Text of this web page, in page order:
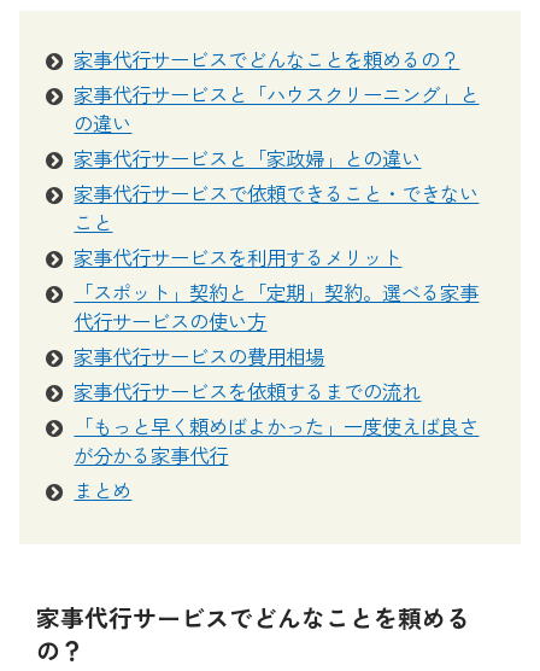
家事代行サービスでどんなことを頼めるの？
家事代行サービスと「ハウスクリーニング」と
の違い
家事代行サービスと「家政婦」との違い
家事代行サービスで依頼できること・できない
こと
家事代行サービスを利用するメリット
「スポット」契約と「定期」契約。選べる家事
代行サービスの使い方
家事代行サービスの費用相場
家事代行サービスを依頼するまでの流れ
「もっと早く頼めばよかった」一度使えば良さ
が分かる家事代行
まとめ
家事代行サービスでどんなことを頼める
の？